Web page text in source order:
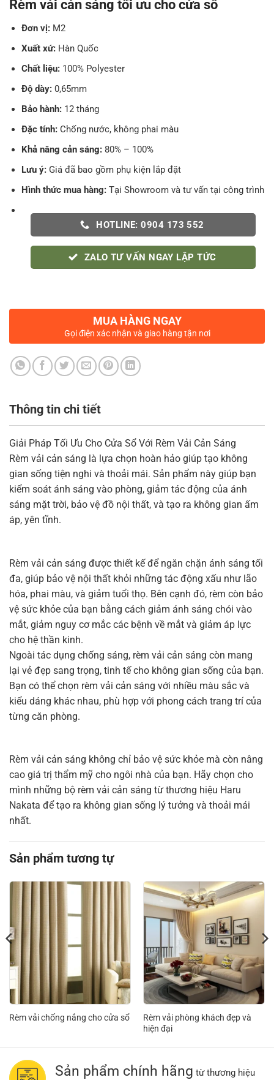
Rèm vải cản sáng tối ưu cho cửa sổ
Đơn vị: M2
Xuất xứ:Hàn Quốc
Chất liệu:100% Polyester
Độ dày:0,65mm
Bảo hành:12 tháng
Đặc tính:Chống nước, không phai màu
Khả năng cản sáng:80% – 100%
Lưu ý:Giá đã bao gồm phụ kiện lắp đặt
Hình thức mua hàng:Tại Showroom và tư vấn tại công trình
HOTLINE: 0904 173 552
ZALO TƯ VẤN NGAY LẬP TỨC
MUA HÀNG NGAY
Gọi điện xác nhận và giao hàng tận nơi
Thông tin chi tiết
Giải Pháp Tối Ưu Cho Cửa Sổ Với Rèm Vải Cản Sáng
Rèm vải cản sáng là lựa chọn hoàn hảo giúp tạo không
gian sống tiện nghi và thoải mái. Sản phẩm này giúp bạn
kiểm soát ánh sáng vào phòng, giảm tác động của ánh
sáng mặt trời, bảo vệ đồ nội thất, và tạo ra không gian ấm
áp, yên tĩnh.
Rèm vải cản sáng được thiết kế để ngăn chặn ánh sáng tối
đa, giúp bảo vệ nội thất khỏi những tác động xấu như lão
hóa, phai màu, và giảm tuổi thọ. Bên cạnh đó, rèm còn bảo
vệ sức khỏe của bạn bằng cách giảm ánh sáng chói vào
mắt, giảm nguy cơ mắc các bệnh về mắt và giảm áp lực
cho hệ thần kinh.
Ngoài tác dụng chống sáng, rèm vải cản sáng còn mang
lại vẻ đẹp sang trọng, tinh tế cho không gian sống của bạn.
Bạn có thể chọn rèm vải cản sáng với nhiều màu sắc và
kiểu dáng khác nhau, phù hợp với phong cách trang trí của
từng căn phòng.
Rèm vải cản sáng không chỉ bảo vệ sức khỏe mà còn nâng
cao giá trị thẩm mỹ cho ngôi nhà của bạn. Hãy chọn cho
mình những bộ rèm vải cản sáng từ thương hiệu Haru
Nakata để tạo ra không gian sống lý tưởng và thoải mái
nhất.
Sản phẩm tương tự
Rèm vải chống nắng cho cửa sổ
Rèm vải phòng khách đẹp và
hiện đại
Sản phẩm chính hãng từ thương hiệu